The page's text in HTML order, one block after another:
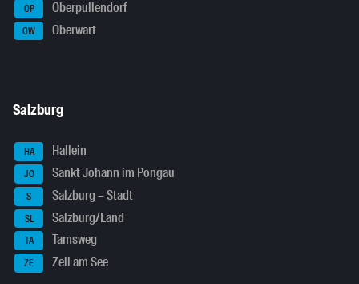
OP Oberpullendorf
OW Oberwart
Salzburg
HA Hallein
JO Sankt Johann im Pongau
S Salzburg – Stadt
SL Salzburg/Land
TA Tamsweg
ZE Zell am See